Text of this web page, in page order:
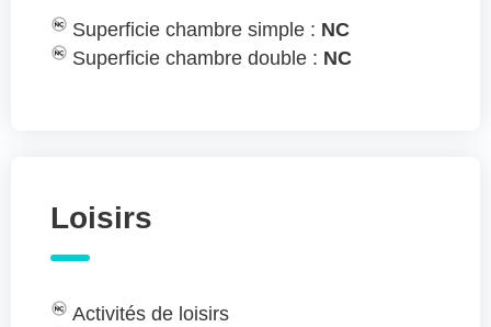
Superficie chambre simple : NC
Superficie chambre double : NC
Loisirs
Activités de loisirs